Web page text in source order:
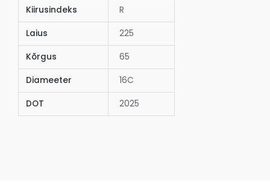
Kiirusindeks R
Laius 225
Kõrgus 65
Diameeter 16C
DOT 2025